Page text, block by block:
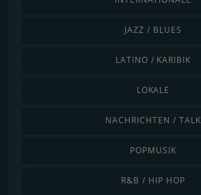
JAZZ / BLUES
LATINO / KARIBIK
LOKALE
NACHRICHTEN / TALK
POPMUSIK
R&B / HIP HOP